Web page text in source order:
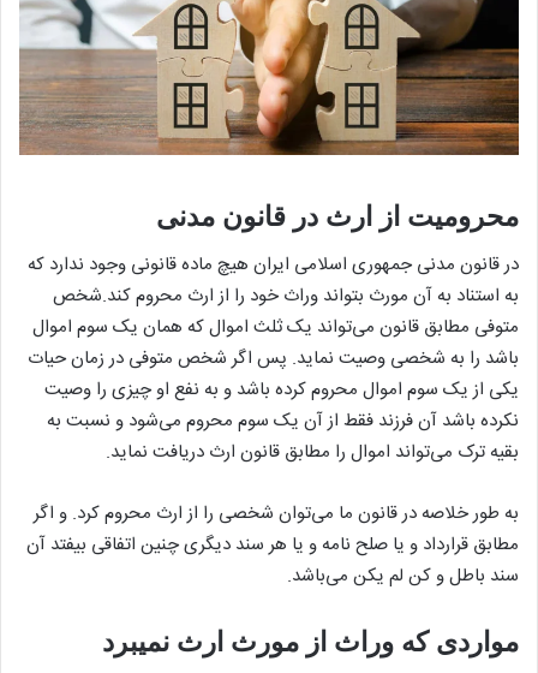
محرومیت از ارث در قانون مدنی
در قانون مدنی جمهوری اسلامی ایران هیچ ماده قانونی وجود ندارد که
به استناد به آن مورث بتواند وراث خود را از ارث محروم کند.شخص
متوفی مطابق قانون می‌تواند یک ثلث اموال که همان یک سوم اموال
باشد را به شخصی وصیت نماید. پس اگر شخص متوفی در زمان حیات
یکی از یک سوم اموال محروم کرده باشد و به نفع او چیزی را وصیت
نکرده باشد آن فرزند فقط از آن یک سوم محروم می‌شود و نسبت به
بقیه ترک می‌تواند اموال را مطابق قانون ارث دریافت نماید.
به طور خلاصه در قانون ما می‌توان شخصی را از ارث محروم کرد. و اگر
مطابق قرارداد و یا صلح نامه و یا هر سند دیگری چنین اتفاقی بیفتد آن
سند باطل و کن لم یکن می‌باشد.
مواردی که وراث از مورث ارث نمیبرد